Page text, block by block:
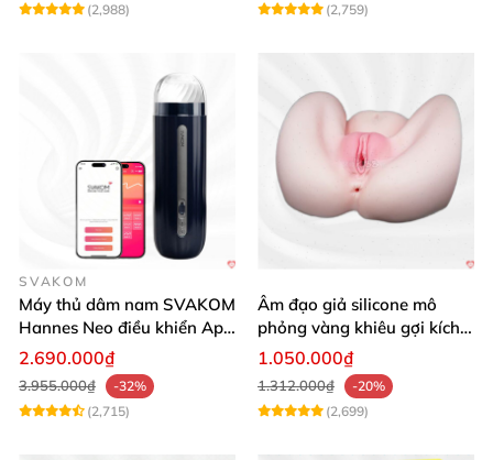
(2,988) (2,759)
SVAKOM
Máy thủ dâm nam SVAKOM
Hannes Neo điều khiển App
tương tác
2.690.000₫
3.955.000₫
-32%
(2,715)
Âm đạo giả silicone mô
phỏng vàng khiêu gợi kích
thích mua
1.050.000₫
1.312.000₫
-20%
(2,699)